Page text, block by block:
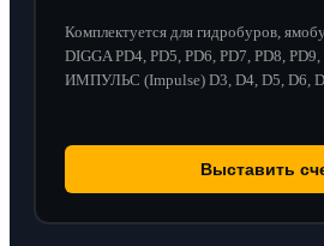
Комплектуется для гидробуров,
DIGGA PD4, PD5, PD6, PD7, PD8, PD9,
ИМПУЛЬС (Impulse) D3, D4, D5, D6,
Выставить